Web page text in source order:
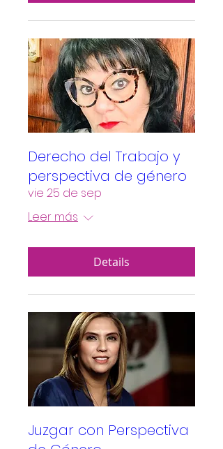
Derecho del Trabajo y
perspectiva de género
vie 25 de sep
Leer más
Details
Juzgar con Perspectiva